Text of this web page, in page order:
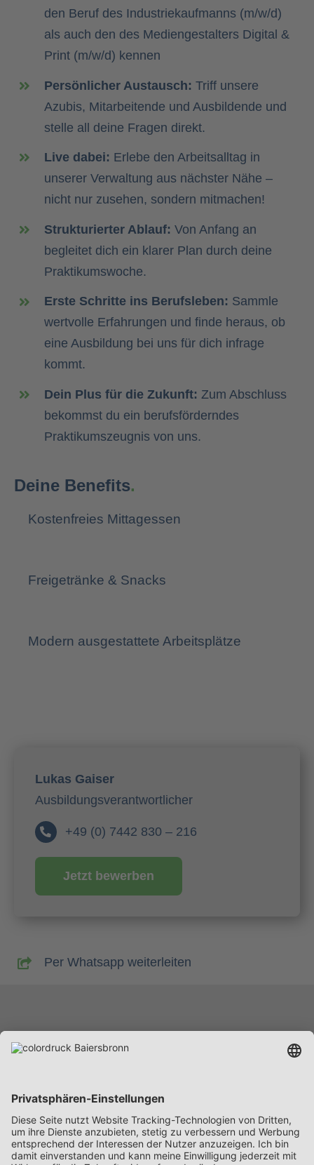
den Beruf des Industriekaufmanns (m/w/d)
als auch den des Mediengestalters Digital &
Print (m/w/d) kennen
Persönlicher Austausch: Triff unsere
Azubis, Mitarbeitende und Ausbildende und
stelle all deine Fragen direkt.
Live dabei: Erlebe den Arbeitsalltag in
unserer Verwaltung aus nächster Nähe –
nicht nur zusehen, sondern mitmachen!
Strukturierter Ablauf: Von Anfang an
begleitet dich ein klarer Plan durch deine
Praktikumswoche.
Erste Schritte ins Berufsleben: Sammle
wertvolle Erfahrungen und finde heraus, ob
eine Ausbildung bei uns für dich infrage
kommt.
Dein Plus für die Zukunft: Zum Abschluss
bekommst du ein berufsförderndes
Praktikumszeugnis von uns.
Deine Benefits.
Kostenfreies Mittagessen
Freigetränke & Snacks
Modern ausgestattete Arbeitsplätze
Lukas Gaiser
Ausbildungsverantwortlicher
+49 (0) 7442 830 – 216
Jetzt bewerben
Per Whatsapp weiterleiten
Karriere
News
Beschaffung
Kontakt